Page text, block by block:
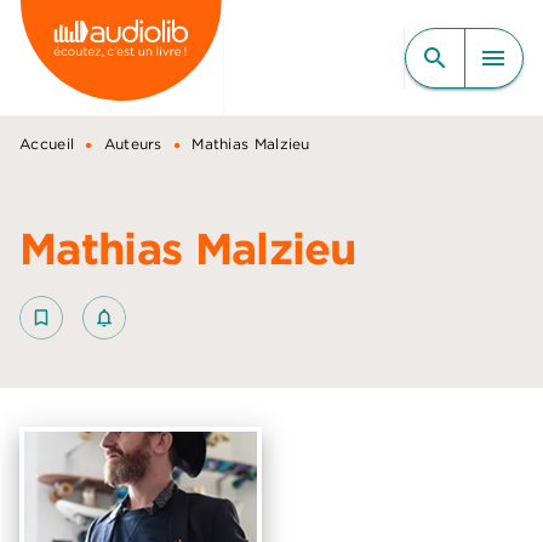
MENU RECHERCHE
CONTENU
PIED DE PAGE
search menu
Accueil • Auteurs • Mathias Malzieu
Mathias Malzieu
bookmark_border notifications_none_outlined